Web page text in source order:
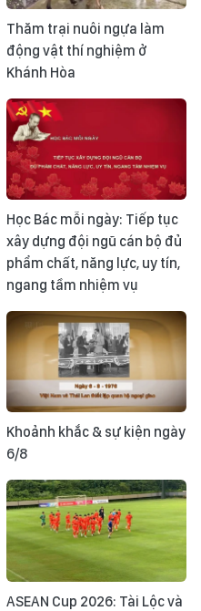
Thăm trại nuôi ngựa làm
động vật thí nghiệm ở
Khánh Hòa
Học Bác mỗi ngày: Tiếp tục
xây dựng đội ngũ cán bộ đủ
phẩm chất, năng lực, uy tín,
ngang tầm nhiệm vụ
Khoảnh khắc & sự kiện ngày
6/8
ASEAN Cup 2026: Tài Lộc và